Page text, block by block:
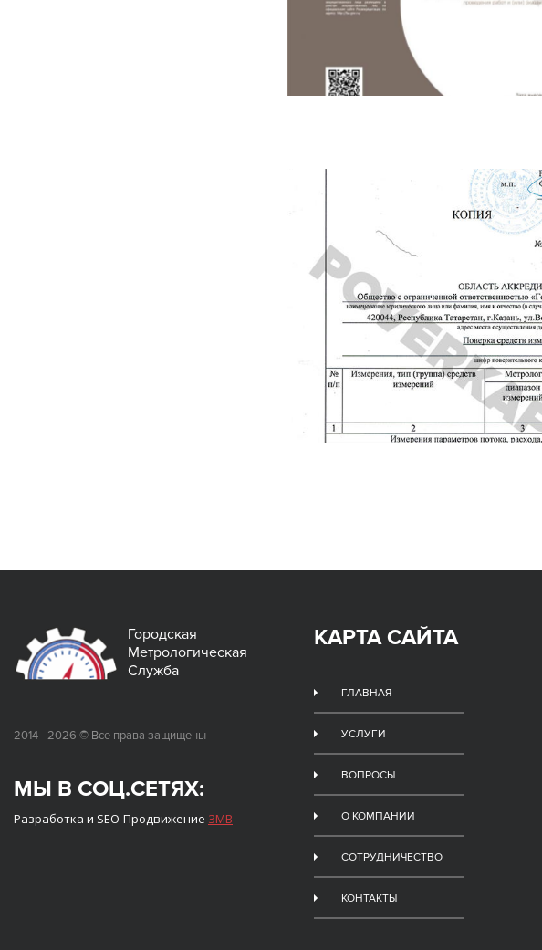
Городская
Метрологическая
Служба
2014 - 2026 © Все права защищены
МЫ В СОЦ.СЕТЯХ:
Разработка и SEO-Продвижение ЗМВ
КАРТА САЙТА
ГЛАВНАЯ
УСЛУГИ
ВОПРОСЫ
О КОМПАНИИ
СОТРУДНИЧЕСТВО
КОНТАКТЫ